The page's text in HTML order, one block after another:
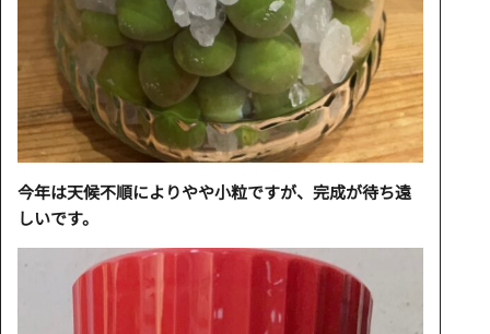
今年は天候不順によりやや小粒ですが、完成が待ち遠
しいです。